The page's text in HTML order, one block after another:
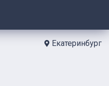
Екатеринбург